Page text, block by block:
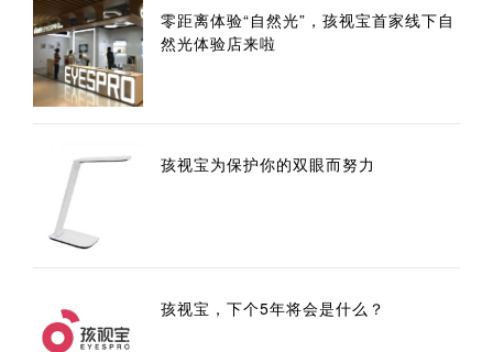
零距离体验“自然光”，孩视宝首家线下自
然光体验店来啦
孩视宝为保护你的双眼而努力
孩视宝，下个5年将会是什么？